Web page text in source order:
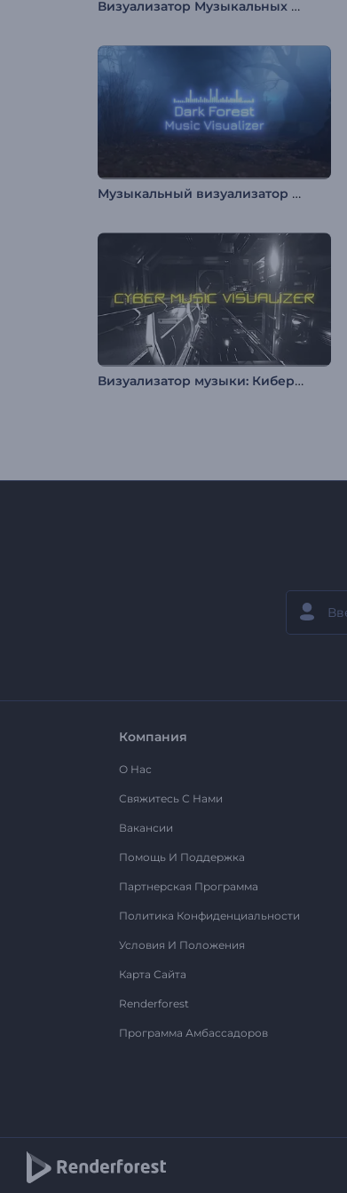
Визуализатор Музыкальных Альбомов
Музыкальный визуализатор "Темный лес"
Визуализатор музыки: Кибернетика
Компания
О Нас
Свяжитесь С Нами
Вакансии
Помощь И Поддержка
Партнерская Программа
Политика Конфиденциальности
Условия И Положения
Карта Сайта
Renderforest
Программа Амбассадоров